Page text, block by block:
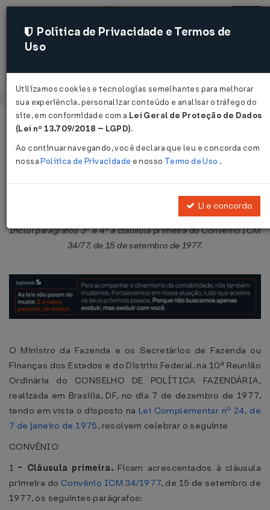
Acessar
Página Inicial Legislações
Convênio ICM nº 37 de 07/12/1977
Publicado no DOU em 15 dez 1977
Inclui parágrafos 3º e 4º à cláusula primeira do Convênio ICM
34/77, de 15 de setembro de 1977.
O Ministro da Fazenda e os Secretários de Fazenda ou
Finanças dos Estados e do Distrito Federal, na 10ª Reunião
Ordinária do CONSELHO DE POLÍTICA FAZENDÁRIA,
realizada em Brasília, DF, no dia 7 de dezembro de 1977,
tendo em vista o disposto na Lei Complementar nº 24, de
7 de janeiro de 1975, resolvem celebrar o seguinte
CONVÊNIO
1 - Cláusula primeira. Ficam acrescentados à cláusula
primeira do Convênio ICM 34/1977, de 15 de setembro de
1977, os seguintes parágrafos:
Política de Privacidade e Termos de
Uso
Utilizamos cookies e tecnologias semelhantes para melhorar
sua experiência, personalizar conteúdo e analisar o tráfego do
site, em conformidade com a Lei Geral de Proteção de Dados
(Lei nº 13.709/2018 – LGPD).
Ao continuar navegando, você declara que leu e concorda com
nossaPolítica de Privacidade e nosso Termo de Uso .
Li e concordo